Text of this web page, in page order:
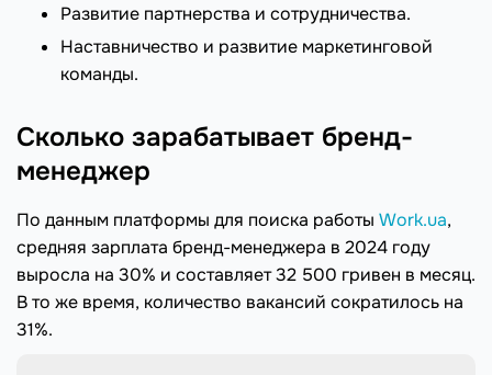
Развитие партнерства и сотрудничества.
Наставничество и развитие маркетинговой
команды.
Сколько зарабатывает бренд-
менеджер
По данным платформы для поиска работы Work.ua,
средняя зарплата бренд-менеджера в 2024 году
выросла на 30% и составляет 32 500 гривен в месяц.
В то же время, количество вакансий сократилось на
31%.